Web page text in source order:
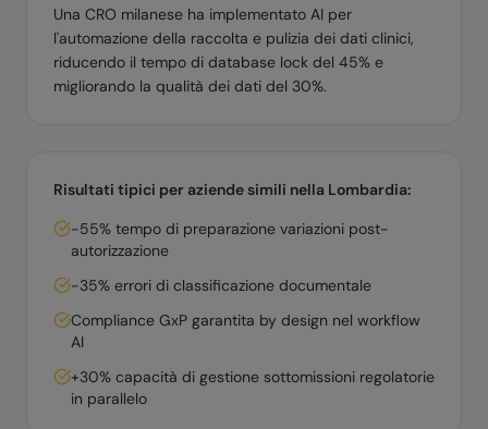
Una CRO milanese ha implementato AI per
l'automazione della raccolta e pulizia dei dati clinici,
riducendo il tempo di database lock del 45% e
migliorando la qualità dei dati del 30%.
Risultati tipici per aziende simili nella Lombardia:
-55% tempo di preparazione variazioni post-
autorizzazione
-35% errori di classificazione documentale
Compliance GxP garantita by design nel workflow
AI
+30% capacità di gestione sottomissioni regolatorie
in parallelo